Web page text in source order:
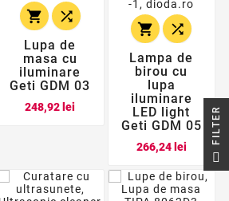
 
Lupa de
masa cu
iluminare
Geti GDM 03
248,92 lei
 
Lampa de
birou cu
lupa
iluminare
LED light
Geti GDM 05
266,24 leiPret R